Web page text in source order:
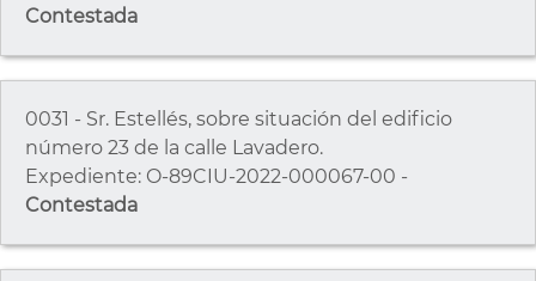
Contestada
0031 - Sr. Estellés, sobre situación del edificio
número 23 de la calle Lavadero.
Expediente: O-89CIU-2022-000067-00 -
Contestada